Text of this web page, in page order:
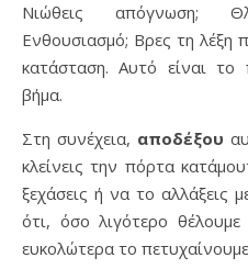
Νιώθεις απόγνωση;
Ενθουσιασμό; Βρες τη λέξη
κατάσταση. Αυτό είναι
βήμα.
Στη συνέχεια, αποδέξου
κλείνεις την πόρτα
ξεχάσεις ή να το αλλάξεις
ότι, όσο λιγότερο
ευκολώτερα το